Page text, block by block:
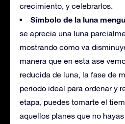
crecimiento, y celebrarlos.
Símbolo de la luna
se aprecia una luna
mostrando como va
manera que en esta ase
reducida de luna, la fase de
periodo ideal para ordenar y
etapa, puedes tomarte el
aquellos planes que no